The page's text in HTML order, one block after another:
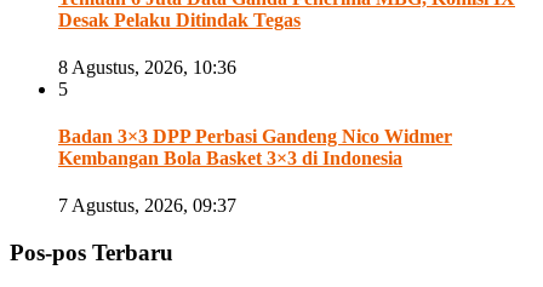
Desak Pelaku Ditindak Tegas
8 Agustus, 2026, 10:36
5
Badan 3×3 DPP Perbasi Gandeng Nico Widmer
Kembangan Bola Basket 3×3 di Indonesia
7 Agustus, 2026, 09:37
Pos-pos Terbaru